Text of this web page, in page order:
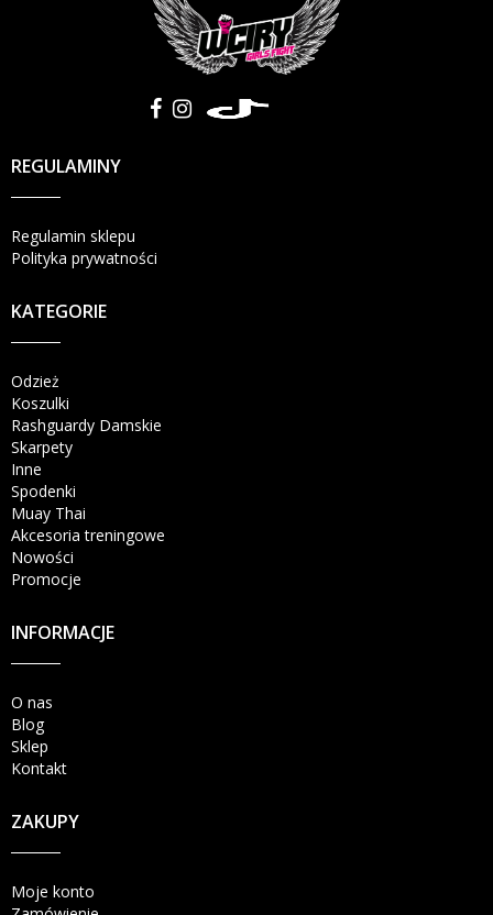
REGULAMINY
Regulamin sklepu
Polityka prywatności
KATEGORIE
Odzież
Koszulki
Rashguardy Damskie
Skarpety
Inne
Spodenki
Muay Thai
Akcesoria treningowe
Nowości
Promocje
INFORMACJE
O nas
Blog
Sklep
Kontakt
ZAKUPY
Moje konto